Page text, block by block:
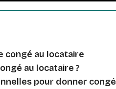
congé au locataire
au locataire ?
pour donner congé